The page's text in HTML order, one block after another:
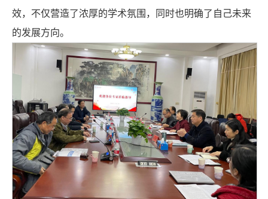
效，不仅营造了浓厚的学术氛围，同时也明确了自己未来
的发展方向。